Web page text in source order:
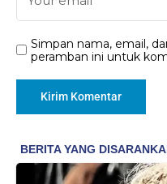
Simpan nama, email,
peramban ini untuk